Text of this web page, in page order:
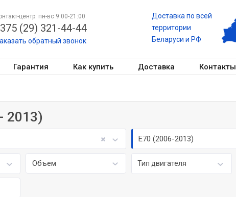
центр: пн-вс 9:00-21:00
(29) 321-44-44
обратный звонок
Доставка по всей
территории
Беларуси и РФ
Гарантия Как купить Доставка Контакты
2013)
E70 (2006-2013)
Объем Тип двигателя